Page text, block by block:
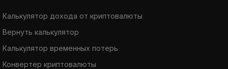
Калькулятор дохода от криптовалюты
Вернуть калькулятор
Калькулятор временных потерь
Конвертер криптовалюты